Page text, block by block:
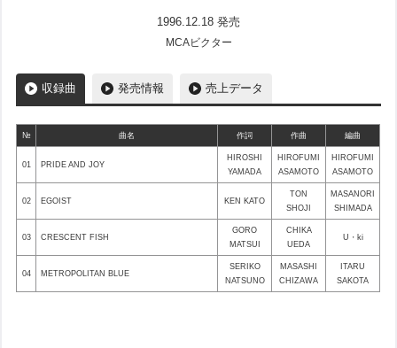
1996.12.18 発売
MCAビクター
収録曲 発売情報 売上データ
№ 曲名 作詞 作曲 編曲
01 PRIDE AND JOY
HIROSHI
YAMADA
HIROFUMI
ASAMOTO
HIROFUMI
ASAMOTO
02 EGOIST KEN KATO
TON
SHOJI
MASANORI
SHIMADA
03 CRESCENT FISH
GORO
MATSUI
CHIKA
UEDA
U・ki
04 METROPOLITAN BLUE
SERIKO
NATSUNO
MASASHI
CHIZAWA
ITARU
SAKOTA